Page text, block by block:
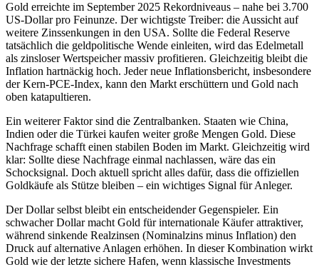
Gold erreichte im September 2025 Rekordniveaus – nahe bei 3.700
US-Dollar pro Feinunze. Der wichtigste Treiber: die Aussicht auf
weitere Zinssenkungen in den USA. Sollte die Federal Reserve
tatsächlich die geldpolitische Wende einleiten, wird das Edelmetall
als zinsloser Wertspeicher massiv profitieren. Gleichzeitig bleibt die
Inflation hartnäckig hoch. Jeder neue Inflationsbericht, insbesondere
der Kern-PCE-Index, kann den Markt erschüttern und Gold nach
oben katapultieren.
Ein weiterer Faktor sind die Zentralbanken. Staaten wie China,
Indien oder die Türkei kaufen weiter große Mengen Gold. Diese
Nachfrage schafft einen stabilen Boden im Markt. Gleichzeitig wird
klar: Sollte diese Nachfrage einmal nachlassen, wäre das ein
Schocksignal. Doch aktuell spricht alles dafür, dass die offiziellen
Goldkäufe als Stütze bleiben – ein wichtiges Signal für Anleger.
Der Dollar selbst bleibt ein entscheidender Gegenspieler. Ein
schwacher Dollar macht Gold für internationale Käufer attraktiver,
während sinkende Realzinsen (Nominalzins minus Inflation) den
Druck auf alternative Anlagen erhöhen. In dieser Kombination wirkt
Gold wie der letzte sichere Hafen, wenn klassische Investments